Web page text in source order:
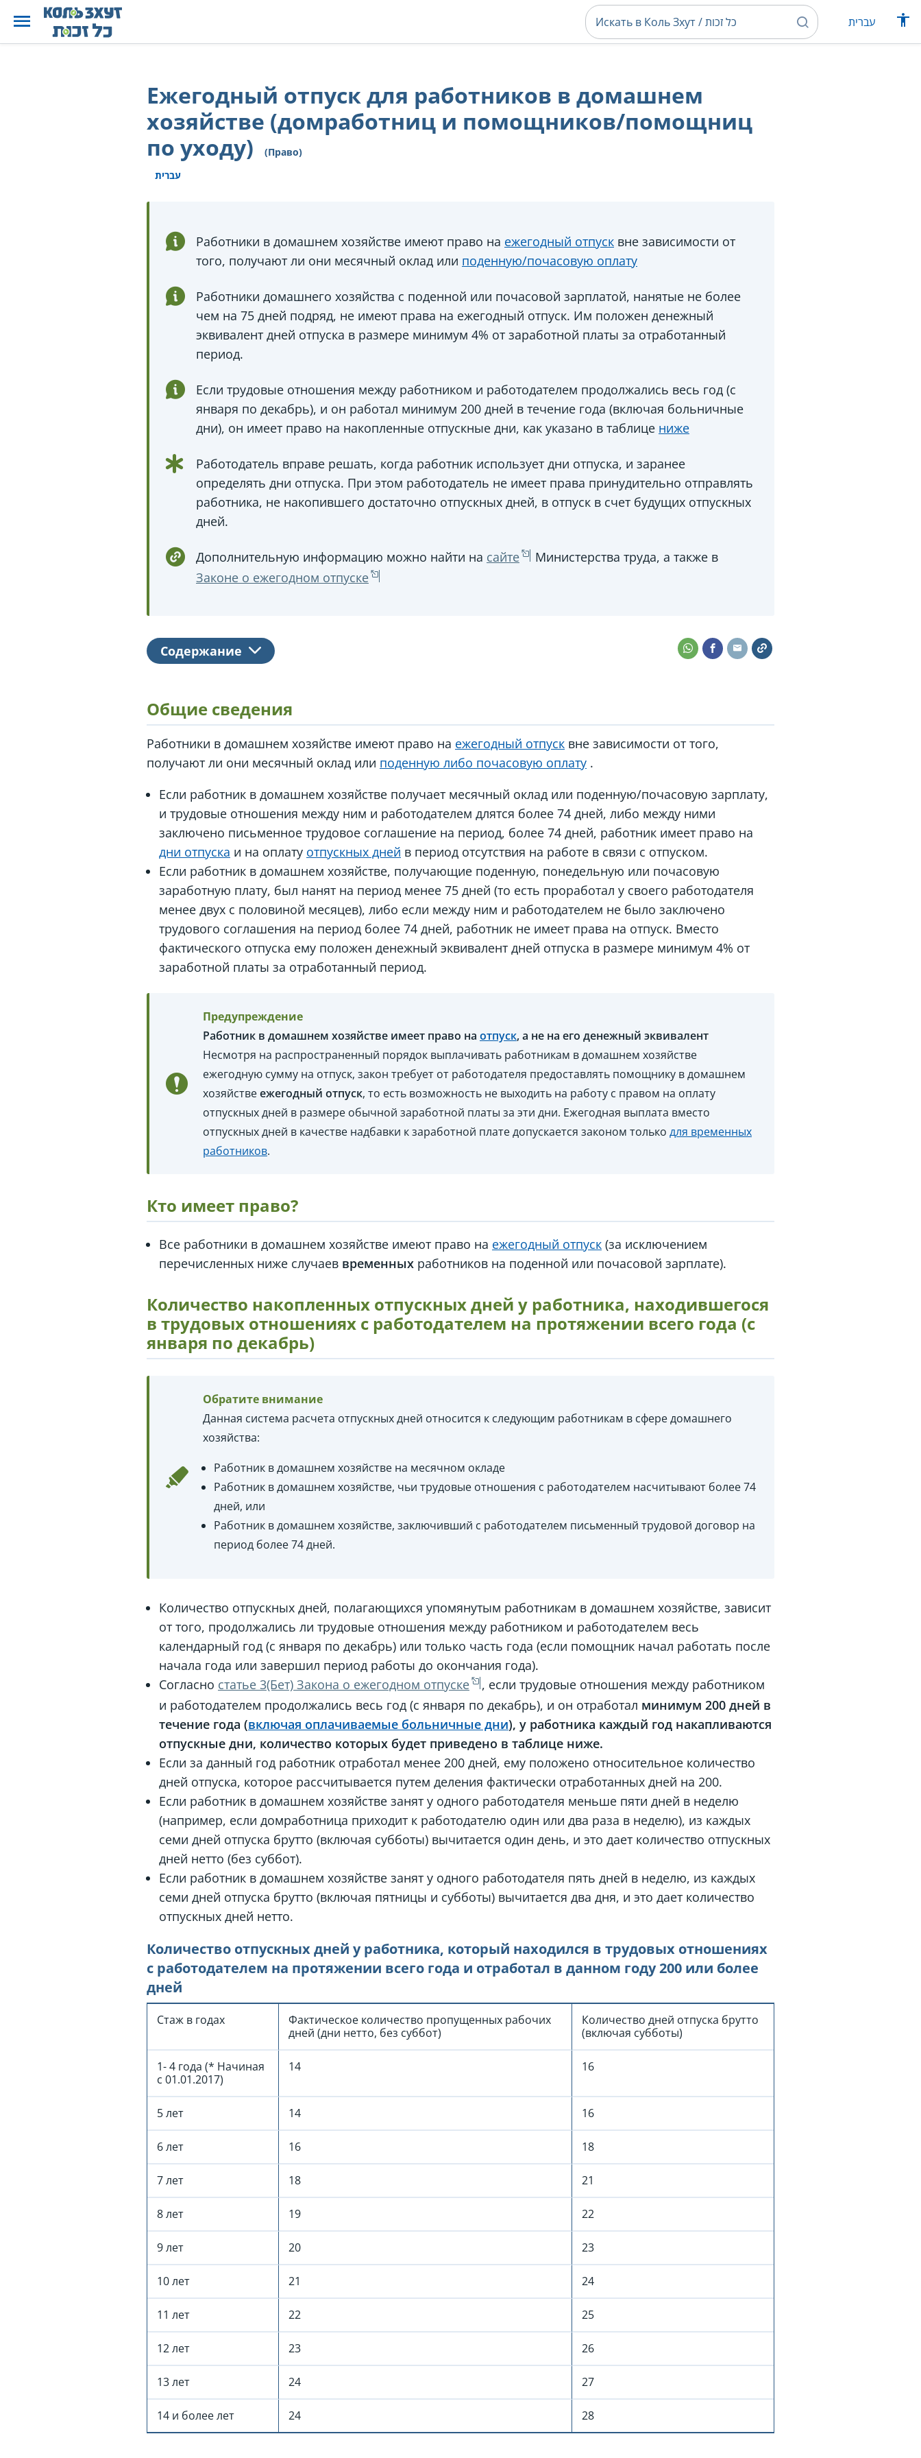
עברית
Ежегодный отпуск для работников в домашнем
хозяйстве (домработниц и помощников/помощниц
по уходу)
(Право)
עברית
Работники в домашнем хозяйстве имеют право на ежегодный отпуск вне зависимости от
того, получают ли они месячный оклад или поденную/почасовую оплату
Работники домашнего хозяйства с поденной или почасовой зарплатой, нанятые не более
чем на 75 дней подряд, не имеют права на ежегодный отпуск. Им положен денежный
эквивалент дней отпуска в размере минимум 4% от заработной платы за отработанный
период.
Если трудовые отношения между работником и работодателем продолжались весь год (с
января по декабрь), и он работал минимум 200 дней в течение года (включая больничные
дни), он имеет право на накопленные отпускные дни, как указано в таблице ниже
Работодатель вправе решать, когда работник использует дни отпуска, и заранее
определять дни отпуска. При этом работодатель не имеет права принудительно отправлять
работника, не накопившего достаточно отпускных дней, в отпуск в счет будущих отпускных
дней.
Дополнительную информацию можно найти на сайте
Министерства труда, а также в
Законе о ежегодном отпуске
Содержание
Общие сведения
Работники в домашнем хозяйстве имеют право на ежегодный отпуск вне зависимости от того,
получают ли они месячный оклад или поденную либо почасовую оплату .
Если работник в домашнем хозяйстве получает месячный оклад или поденную/почасовую зарплату,
и трудовые отношения между ним и работодателем длятся более 74 дней, либо между ними
заключено письменное трудовое соглашение на период, более 74 дней, работник имеет право на
дни отпуска и на оплату отпускных дней в период отсутствия на работе в связи с отпуском.
Если работник в домашнем хозяйстве, получающие поденную, понедельную или почасовую
заработную плату, был нанят на период менее 75 дней (то есть проработал у своего работодателя
менее двух с половиной месяцев), либо если между ним и работодателем не было заключено
трудового соглашения на период более 74 дней, работник не имеет права на отпуск. Вместо
фактического отпуска ему положен денежный эквивалент дней отпуска в размере минимум 4% от
заработной платы за отработанный период.
Предупреждение
Работник в домашнем хозяйстве имеет право на отпуск, а не на его денежный эквивалент
Несмотря на распространенный порядок выплачивать работникам в домашнем хозяйстве
ежегодную сумму на отпуск, закон требует от работодателя предоставлять помощнику в домашнем
хозяйствеежегодный отпуск, то есть возможность не выходить на работу с правом на оплату
отпускных дней в размере обычной заработной платы за эти дни. Ежегодная выплата вместо
отпускных дней в качестве надбавки к заработной плате допускается законом только для временных
работников.
Кто имеет право?
Все работники в домашнем хозяйстве имеют право на ежегодный отпуск (за исключением
перечисленных ниже случаев временных работников на поденной или почасовой зарплате).
Количество накопленных отпускных дней у работника, находившегося
в трудовых отношениях с работодателем на протяжении всего года (с
января по декабрь)
Обратите внимание
Данная система расчета отпускных дней относится к следующим работникам в сфере домашнего
хозяйства:
Работник в домашнем хозяйстве на месячном окладе
Работник в домашнем хозяйстве, чьи трудовые отношения с работодателем насчитывают более 74
дней, или
Работник в домашнем хозяйстве, заключивший с работодателем письменный трудовой договор на
период более 74 дней.
Количество отпускных дней, полагающихся упомянутым работникам в домашнем хозяйстве, зависит
от того, продолжались ли трудовые отношения между работником и работодателем весь
календарный год (с января по декабрь) или только часть года (если помощник начал работать после
начала года или завершил период работы до окончания года).
Согласно статье 3(Бет) Закона о ежегодном отпуске
, если трудовые отношения между работником
и работодателем продолжались весь год (с января по декабрь), и он отработал минимум 200 дней в
течение года (включая оплачиваемые больничные дни), у работника каждый год накапливаются
отпускные дни, количество которых будет приведено в таблице ниже.
Если за данный год работник отработал менее 200 дней, ему положено относительное количество
дней отпуска, которое рассчитывается путем деления фактически отработанных дней на 200.
Если работник в домашнем хозяйстве занят у одного работодателя меньше пяти дней в неделю
(например, если домработница приходит к работодателю один или два раза в неделю), из каждых
семи дней отпуска брутто (включая субботы) вычитается один день, и это дает количество отпускных
дней нетто (без суббот).
Если работник в домашнем хозяйстве занят у одного работодателя пять дней в неделю, из каждых
семи дней отпуска брутто (включая пятницы и субботы) вычитается два дня, и это дает количество
отпускных дней нетто.
Количество отпускных дней у работника, который находился в трудовых отношениях
с работодателем на протяжении всего года и отработал в данном году 200 или более
дней
Стаж в годах
Фактическое количество пропущенных рабочих
дней (дни нетто, без суббот)
Количество дней отпуска брутто
(включая субботы)
1- 4 года (* Начиная
с 01.01.2017)
14 16
5 лет 14 16
6 лет 16 18
7 лет 18 21
8 лет 19 22
9 лет 20 23
10 лет 21 24
11 лет 22 25
12 лет 23 26
13 лет 24 27
14 и более лет 24 28